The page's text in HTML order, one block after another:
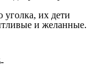
уголка, их дети
и желанные.